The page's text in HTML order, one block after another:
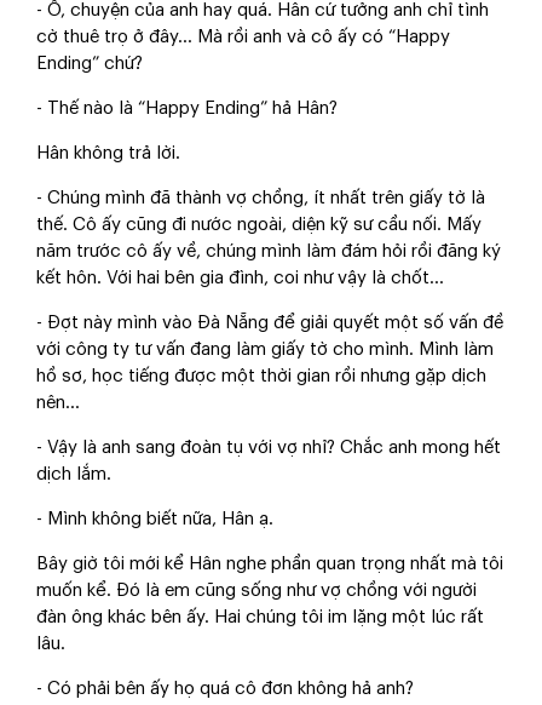
- Ô, chuyện của anh hay quá. Hân cứ tưởng anh chỉ tình
cờ thuê trọ ở đây... Mà rồi anh và cô ấy có “Happy
Ending” chứ?
- Thế nào là “Happy Ending” hả Hân?
Hân không trả lời.
- Chúng mình đã thành vợ chồng, ít nhất trên giấy tờ là
thế. Cô ấy cũng đi nước ngoài, diện kỹ sư cầu nối. Mấy
năm trước cô ấy về, chúng mình làm đám hỏi rồi đăng ký
kết hôn. Với hai bên gia đình, coi như vậy là chốt...
- Đợt này mình vào Đà Nẵng để giải quyết một số vấn đề
với công ty tư vấn đang làm giấy tờ cho mình. Mình làm
hồ sơ, học tiếng được một thời gian rồi nhưng gặp dịch
nên...
- Vậy là anh sang đoàn tụ với vợ nhỉ? Chắc anh mong hết
dịch lắm.
- Mình không biết nữa, Hân ạ.
Bây giờ tôi mới kể Hân nghe phần quan trọng nhất mà tôi
muốn kể. Đó là em cũng sống như vợ chồng với người
đàn ông khác bên ấy. Hai chúng tôi im lặng một lúc rất
lâu.
- Có phải bên ấy họ quá cô đơn không hả anh?